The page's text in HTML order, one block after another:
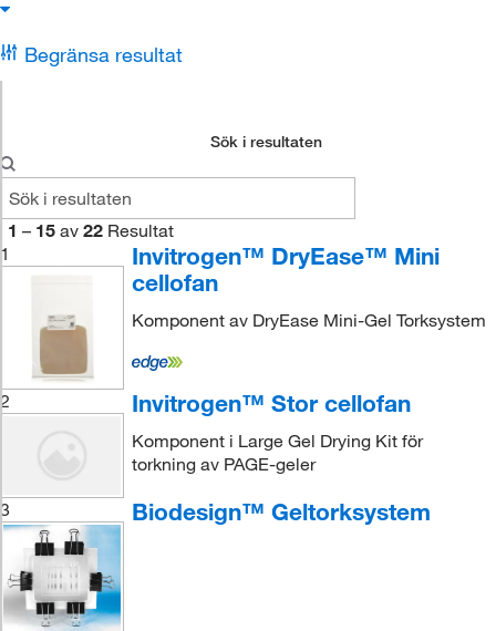
Begränsa resultat
Sök i resultaten
1 – 15 av 22 Resultat
1
Invitrogen™ DryEase™ Mini
cellofan
Komponent av DryEase Mini-Gel Torksystem
2 Invitrogen™ Stor cellofan
Komponent i Large Gel Drying Kit för
torkning av PAGE-geler
3 Biodesign™ Geltorksystem